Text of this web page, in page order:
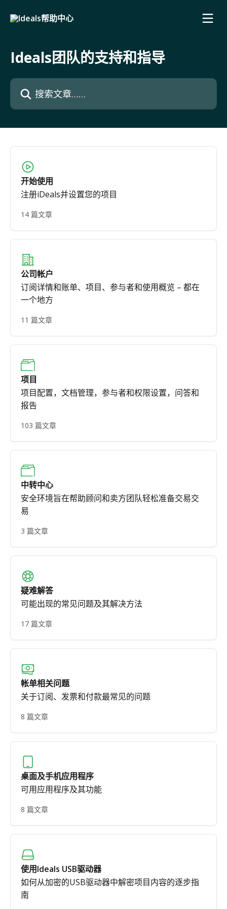
Ideals团队的支持和指导
搜索文章……
开始使用
注册iDeals并设置您的项目
14 篇文章
公司帐户
订阅详情和账单、项目、参与者和使用概览 – 都在
一个地方
11 篇文章
项目
项目配置，文档管理，参与者和权限设置，问答和
报告
103 篇文章
中转中心
安全环境旨在帮助顾问和卖方团队轻松准备交易交
易
3 篇文章
疑难解答
可能出现的常见问题及其解决方法
17 篇文章
帐单相关问题
关于订阅、发票和付款最常见的问题
8 篇文章
桌面及手机应用程序
可用应用程序及其功能
8 篇文章
使用Ideals USB驱动器
如何从加密的USB驱动器中解密项目内容的逐步指
南